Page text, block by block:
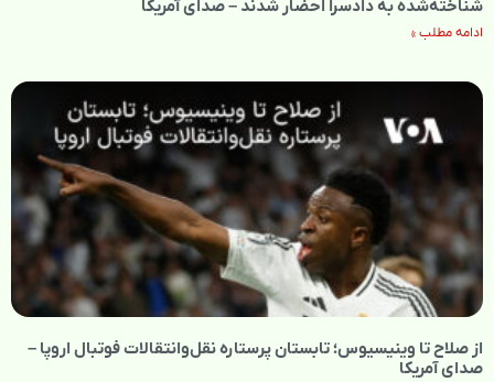
شناخته‌شده به دادسرا احضار شدند – صدای آمریکا
ادامه مطلب »
از صلاح تا وینیسیوس؛ تابستان پرستاره نقل‌وانتقالات فوتبال اروپا –
صدای آمریکا